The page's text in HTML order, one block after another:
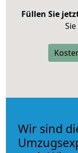
Füllen Sie
Wir sind